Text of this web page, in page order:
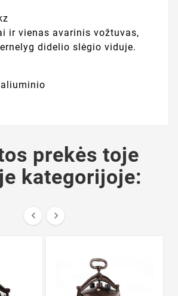
ir vienas avarinis vožtuvas,
didelio slėgio viduje.
prekės toje
kategorijoje:
 